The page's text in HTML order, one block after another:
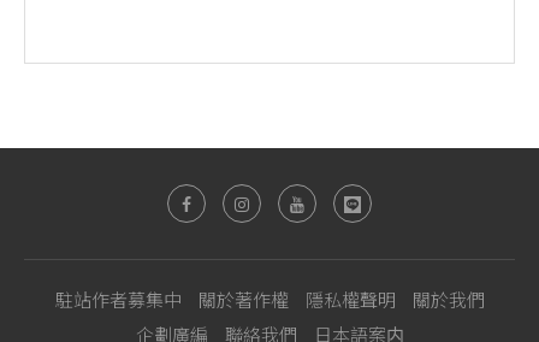
駐站作者募集中 關於著作權 隱私權聲明
關於我們
企劃廣編
聯絡我們 日本語案内